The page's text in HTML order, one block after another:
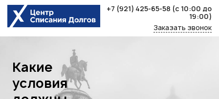
Skip
content
+7 (921) 425-65-58 (с 10:00 до
19:00)
Заказать звонок
Какие
условия